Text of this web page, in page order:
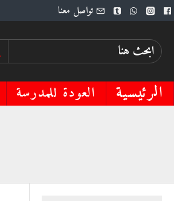
تواصل معنا
الرئيسية العودة للمدرسة